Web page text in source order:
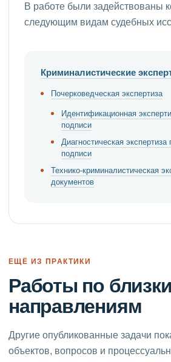
В работе были задействованы
следующим видам судебных
Криминалистические
Почерковедческая экспертиза
Идентификационная
подписи
Диагностическая экспертиза
подписи
Технико-криминалистическая
документов
ЕЩЁ ИЗ ПРАКТИКИ
Работы по
направлениям
Другие опубликованные задачи
объектов, вопросов и